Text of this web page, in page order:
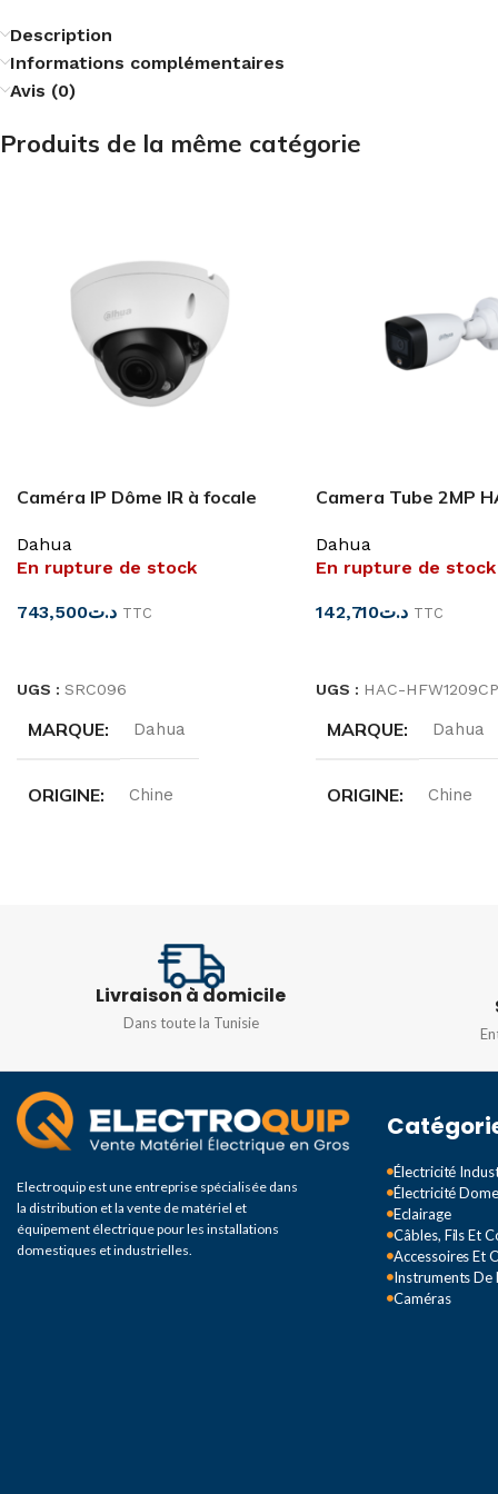
Description
Informations complémentaires
Avis (0)
Produits de la même catégorie
Caméra IP Dôme IR à focale
Dahua
En rupture de stock
د.ت743,500 TTC
UGS : SRC096
MARQUE Dahua
ORIGINE Chine
Dôme
IR DISTANCE 40M
DEGRÉ DE PROTECTION
IP67
Camera Tube 2MP
Dahua
En rupture de stock
د.ت142,710 TTC
UGS : HAC-
MARQUE Dahua
ORIGINE Chine
IP67
Livraison à domicile
Dans toute la Tunisie
Electroquip est une entreprise spécialisée dans
la distribution et la vente de matériel et
équipement électrique pour les installations
domestiques et industrielles.
Électricité
Électricité
Eclairage
Câbles, Fils Et
Accessoires Et
Instruments De
Caméras